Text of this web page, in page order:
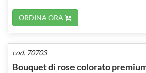
ORDINA ORA
cod. 70703
Bouquet di rose colorato